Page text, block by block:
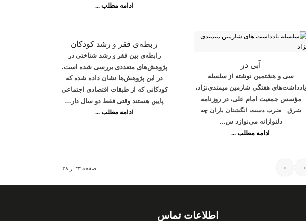
ادامه مطلب ...
رابطه‌ی فقر و رشد کودکان
رابطه‌ی بین فقر و رشد شناختی در
پژوهش‌های متعددی بررسی شده است.
در این پژوهش‌ها نشان داده شده که
کودکانی که از طبقات اقتصادی اجتماعی
پایین هستند وقتی فقط دو سال دار…
ادامه مطلب ...
آبی در
سی و هشتمین نوشته از سلسله
یادداشت‌های هفتگی شارمین میمندی‌نژاد،
مؤسس جمعیت امام علی، در روزنامه
شرق ضرب دست انگشتان باران چه
دلنوازانه می‌نوازد س…
ادامه مطلب ...
صفحه ۳۳ از ۳۸ ›
»
اطلاعات تماس